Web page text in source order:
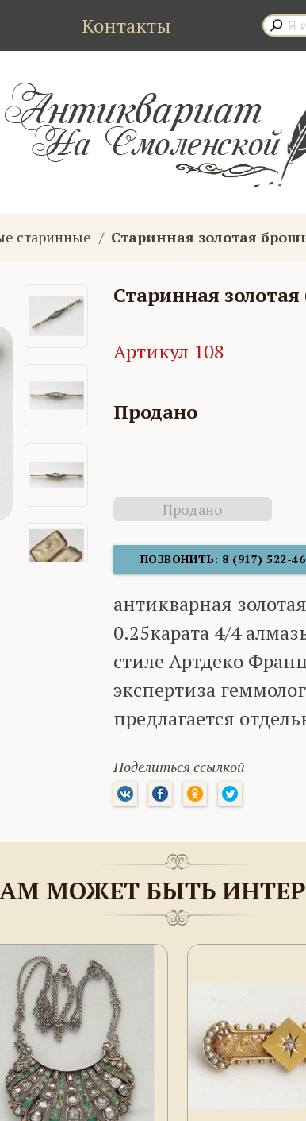
Контакты
старинные Старинная золотая
Старинная
Артикул 108
Продано
Продано
ПОЗВОНИТЬ: 8 (917) 522-
антикварная
0.25карата 4/4
стиле Артдеко
экспертиза
предлагается
Поделиться ссылкой
МОЖЕТ БЫТЬ